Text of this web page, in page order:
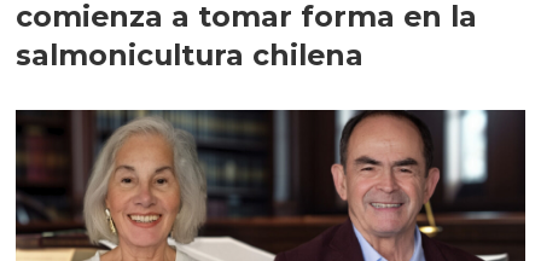
comienza a tomar forma en la
salmonicultura chilena